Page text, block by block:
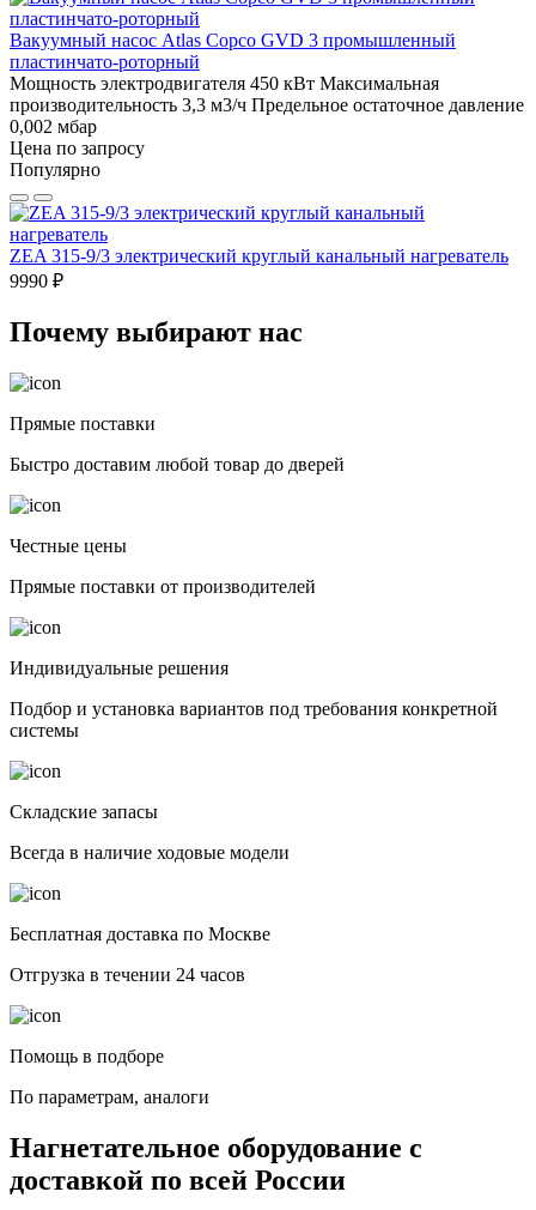
Вакуумный насос Atlas Copco GVD 3 промышленный
пластинчато-роторный
Мощность электродвигателя 450 кВт Максимальная
производительность 3,3 м3/ч Предельное остаточное давление
0,002 мбар
Цена по запросу
Популярно
ZEA 315-9/3 электрический круглый канальный нагреватель
9990 ₽
Почему выбирают нас
Прямые поставки
Быстро доставим любой товар до дверей
Честные цены
Прямые поставки от производителей
Индивидуальные решения
Подбор и установка вариантов под требования конкретной
системы
Складские запасы
Всегда в наличие ходовые модели
Бесплатная доставка по Москве
Отгрузка в течении 24 часов
Помощь в подборе
По параметрам, аналоги
Нагнетательное оборудование с
доставкой по всей России